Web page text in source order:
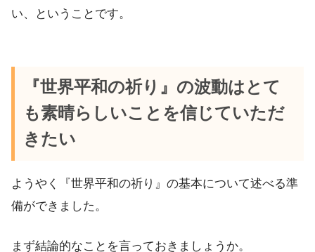
い、ということです。
『世界平和の祈り』の波動はとて
も素晴らしいことを信じていただ
きたい
ようやく『世界平和の祈り』の基本について述べる準
備ができました。
まず結論的なことを言っておきましょうか。